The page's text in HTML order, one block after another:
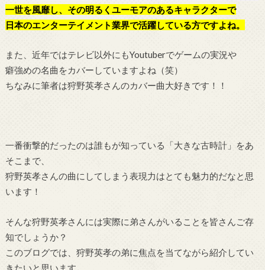
一世を風靡し、その明るくユーモアのあるキャラクターで
日本のエンターテイメント業界で活躍している方ですよね。
また、近年ではテレビ以外にもYoutuberでゲームの実況や
癖強めの名曲をカバーしていますよね（笑）
ちなみに筆者は狩野英孝さんのカバー曲大好きです！！
一番衝撃的だったのは誰もが知っている「大きな古時計」をあ
そこまで、
狩野英孝さんの曲にしてしまう表現力はとても魅力的だなと思
います！
そんな狩野英孝さんには実際に弟さんがいることを皆さんご存
知でしょうか？
このブログでは、狩野英孝の弟に焦点を当てながら紹介してい
きたいと思います。